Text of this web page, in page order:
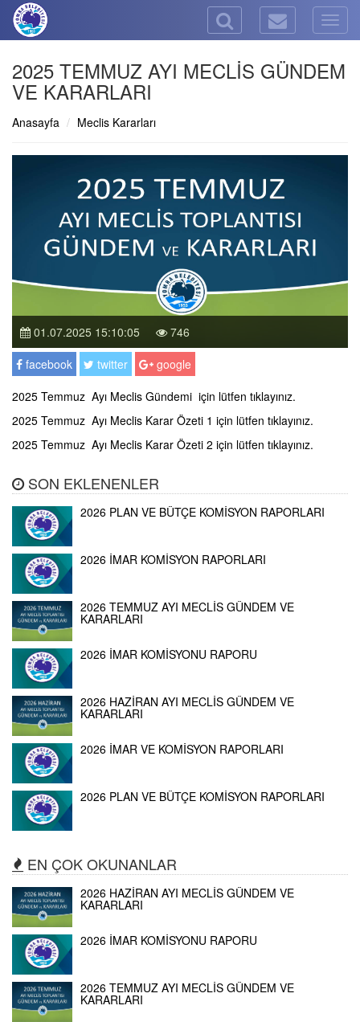
2025 TEMMUZ AYI MECLİS GÜNDEM
VE KARARLARI
Anasayfa Meclis Kararları
01.07.2025 15:10:05
746
facebook
twitter
google
2025 Temmuz Ayı Meclis Gündemi için lütfen tıklayınız.
2025 Temmuz Ayı Meclis Karar Özeti 1 için lütfen tıklayınız.
2025 Temmuz Ayı Meclis Karar Özeti 2 için lütfen tıklayınız.
SON EKLENENLER
2026 PLAN VE BÜTÇE KOMİSYON RAPORLARI
2026 İMAR KOMİSYON RAPORLARI
2026 TEMMUZ AYI MECLİS GÜNDEM VE
KARARLARI
2026 İMAR KOMİSYONU RAPORU
2026 HAZİRAN AYI MECLİS GÜNDEM VE
KARARLARI
2026 İMAR VE KOMİSYON RAPORLARI
2026 PLAN VE BÜTÇE KOMİSYON RAPORLARI
EN ÇOK OKUNANLAR
2026 HAZİRAN AYI MECLİS GÜNDEM VE
KARARLARI
2026 İMAR KOMİSYONU RAPORU
2026 TEMMUZ AYI MECLİS GÜNDEM VE
KARARLARI